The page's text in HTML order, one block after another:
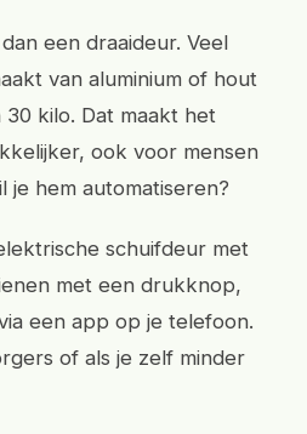
een draaideur. Veel
van aluminium of hout
kilo. Dat maakt het
ook voor mensen
je hem automatiseren?
schuifdeur met
met een drukknop,
een app op je telefoon.
of als je zelf minder